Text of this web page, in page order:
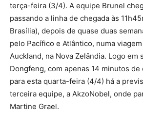
terça-feira (3/4). A equipe Brunel
passando a linha de chegada às
Brasília), depois de quase duas
pelo Pacífico e Atlântico, numa
Auckland, na Nova Zelândia. Logo em
Dongfeng, com apenas 14 minutos
para esta quarta-feira (4/4) há a
terceira equipe, a AkzoNobel, onde
Martine Grael.